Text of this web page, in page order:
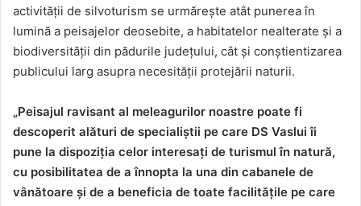
activității de silvoturism se urmărește atât punerea în
lumină a peisajelor deosebite, a habitatelor nealterate și a
biodiversității din pădurile județului, cât și conștientizarea
publicului larg asupra necesității protejării naturii.
„Peisajul ravisant al meleagurilor noastre poate fi
descoperit alături de specialiștii pe care DS Vaslui îi
pune la dispoziția celor interesați de turismul în natură,
cu posibilitatea de a înnopta la una din cabanele de
vânătoare și de a beneficia de toate facilitățile pe care